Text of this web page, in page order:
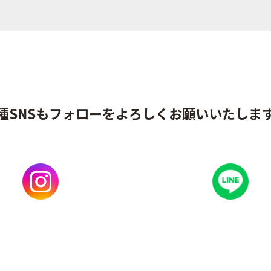
SNSもフォローをよろしくお願いいたしま